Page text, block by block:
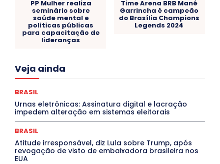
PP Mulher realiza
seminário sobre
saúde mental e
políticas públicas
para capacitação de
lideranças
Time Arena BRB Mané
Garrincha é campeão
do Brasília Champions
Legends 2024
Veja ainda
Acre
Congressuanas & Esplanadumas
Cultura e Tal
DANÇA Dengue
Denuncia
DESTAQUE BRASIL
DESTAQUE DF
DESTAQUE SAÚDE
DESTAQUES OUTROS
ELEIÇÕES
EMPREGO E OPORTUNIDADES
ENTORNO
Especial
Espírito Santo ESPORTE
ESTÁGIO
BRASIL
Urnas eletrônicas: Assinatura digital e lacração
impedem alteração em sistemas eleitorais
BRASIL
Atitude irresponsável, diz Lula sobre Trump, após
revogação de visto de embaixadora brasileira nos
EUA